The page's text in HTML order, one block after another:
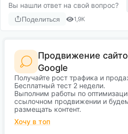
Вы нашли ответ на свой вопрос?
Поделиться 1,9К
Продвижение
Google
Получайте рост трафика и
Бесплатный тест 2 недели.
Выполним работы по
ссылочном продвижении и
размещать контент.
Хочу в топ